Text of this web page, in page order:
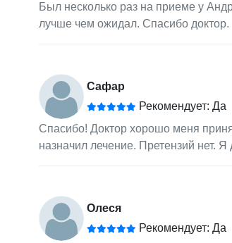
Был несколько раз на приеме у
лучше чем ожидал. Спасибо доктор.
Сафар
Рекомендует: Да
Спасибо! Доктор хорошо меня
назначил лечение. Претензий нет. Я
Олеся
Рекомендует: Да